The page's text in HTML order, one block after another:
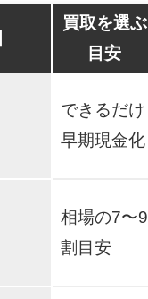
買取を選ぶ
目安
できるだけ
早期現金化
相場の7〜9
割目安